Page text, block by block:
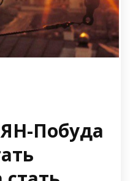
Побуда